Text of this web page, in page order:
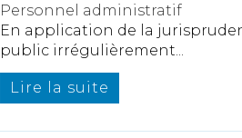
Personnel administratif
En application de la
public irrégulièrement...
Lire la suite